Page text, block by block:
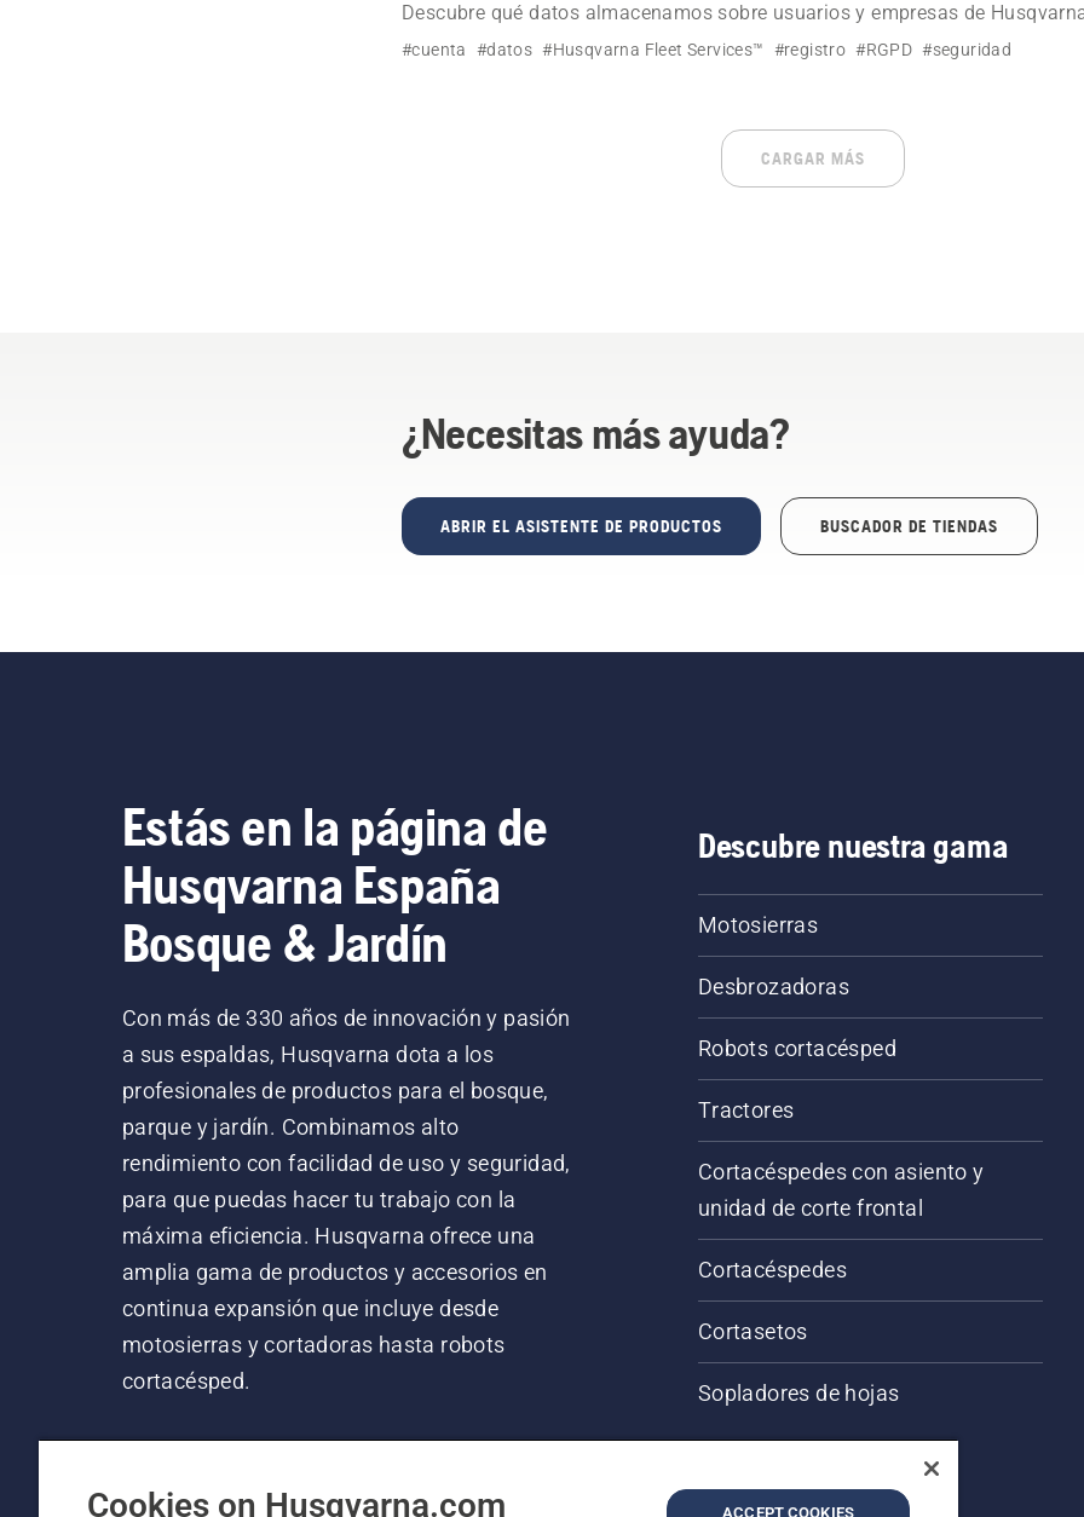
Descubre qué datos almacenamos sobre usuarios y empresas de
Services™.
#cuenta #datos #Husqvarna Fleet Services™ #registro #RGPD #seguridad
CARGAR MÁS
¿Necesitas más ayuda?
ABRIR EL ASISTENTE DE PRODUCTOS BUSCADOR DE TIENDAS
Estás en la página de
Husqvarna España
Bosque & Jardín
Con más de 330 años de innovación y pasión
a sus espaldas, Husqvarna dota a los
profesionales de productos para el bosque,
parque y jardín. Combinamos alto
rendimiento con facilidad de uso y seguridad,
para que puedas hacer tu trabajo con la
máxima eficiencia. Husqvarna ofrece una
amplia gama de productos y accesorios en
continua expansión que incluye desde
motosierras y cortadoras hasta robots
cortacésped.
Descubre nuestra gama
Motosierras
Desbrozadoras
Robots cortacésped
Tractores
Cortacéspedes con asiento y
unidad de corte frontal
Cortacéspedes
Cortasetos
Sopladores de hojas
Cookies on Husqvarna.com ACCEPT COOKIES